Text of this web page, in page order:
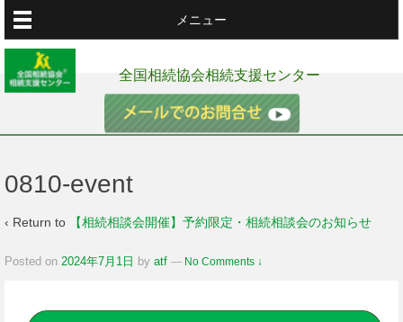
メニュー
全国相続協会相続支援センター
0810-event
‹ Return to 【相続相談会開催】予約限定・相続相談会のお知らせ
Posted on 2024年7月1日 by atf — No Comments ↓